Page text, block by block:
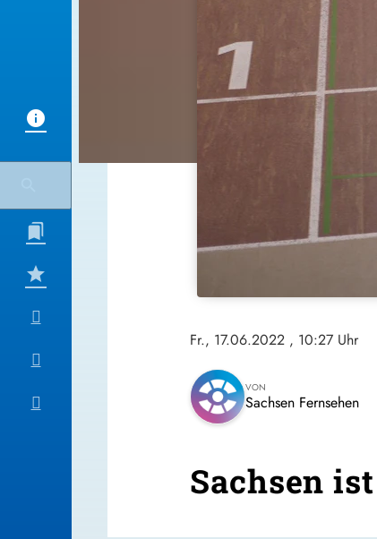
Fr., 17.06.2022 , 10:27 Uhr
VON
Sachsen Fernsehen
Sachsen